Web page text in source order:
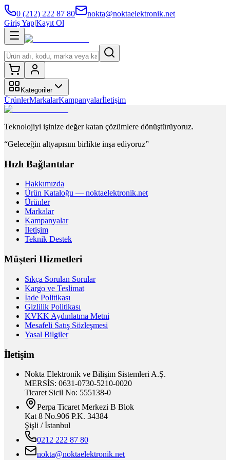
0 (212) 222 87 80
nokta@noktaelektronik.net
Giriş Yap|Kayıt Ol
Kategoriler
ÜrünlerMarkalarKampanyalarİletişim
Teknolojiyi işinize değer katan çözümlere dönüştürüyoruz.
“Geleceğin altyapısını birlikte inşa ediyoruz”
Hızlı Bağlantılar
Hakkımızda
Ürün Kataloğu — noktaelektronik.net
Ürünler
Markalar
Kampanyalar
İletişim
Teknik Destek
Müşteri Hizmetleri
Sıkça Sorulan Sorular
Kargo ve Teslimat
İade Politikası
Gizlilik Politikası
KVKK Aydınlatma Metni
Mesafeli Satış Sözleşmesi
Yasal Bilgiler
İletişim
Nokta Elektronik ve Bilişim Sistemleri A.Ş.
MERSİS: 0631-0730-5210-0020
Ticaret Sicil No: 555138-0
Perpa Ticaret Merkezi B Blok
Kat 8 No.906 P.K. 34384
Şişli / İstanbul
0212 222 87 80
nokta@noktaelektronik.net